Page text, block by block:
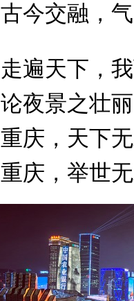
古今交融，气
走遍天下，
论夜景之壮
重庆，天下无
重庆，举世无